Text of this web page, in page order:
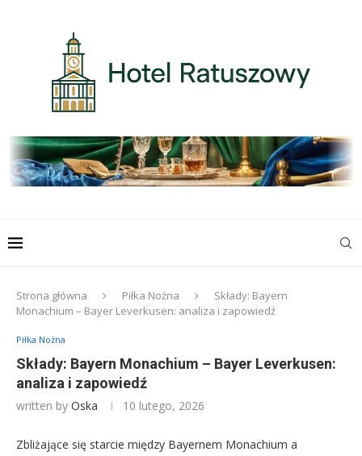
Strona główna Piłka Nożna
Składy: Bayern
Monachium – Bayer Leverkusen: analiza i zapowiedź
Piłka Nożna
Składy: Bayern Monachium – Bayer Leverkusen:
analiza i zapowiedź
written by Oska 10 lutego, 2026
Zbliżające się starcie między Bayernem Monachium a